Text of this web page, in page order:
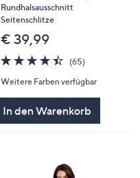
Rundhalsausschnitt
Seitenschlitze
€ 39,99
4.4
von
5
(65)
Weitere Farben verfügbar
In den Warenkorb